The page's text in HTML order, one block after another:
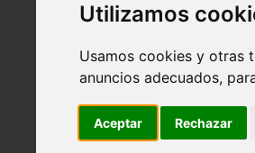
Utilizamos
Usamos cookies y otras
anuncios adecuados,
Aceptar Rechazar